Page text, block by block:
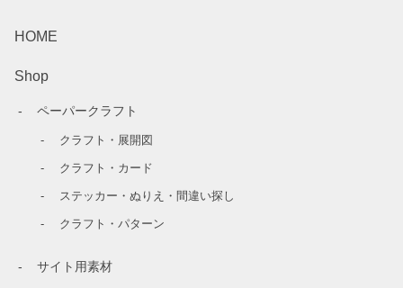
HOME
Shop
ペーパークラフト
クラフト・展開図
クラフト・カード
ステッカー・ぬりえ・間違い探し
クラフト・パターン
サイト用素材